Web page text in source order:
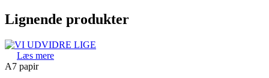
Lignende produkter
Læs mere
A7 papir